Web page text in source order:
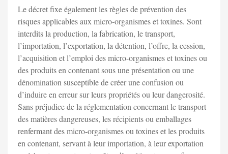
Le décret fixe également les règles de prévention des
risques applicables aux micro-organismes et toxines. Sont
interdits la production, la fabrication, le transport,
l’importation, l’exportation, la détention, l’offre, la cession,
l’acquisition et l’emploi des micro-organismes et toxines ou
des produits en contenant sous une présentation ou une
dénomination susceptible de créer une confusion ou
d’induire en erreur sur leurs propriétés ou leur dangerosité.
Sans préjudice de la réglementation concernant le transport
des matières dangereuses, les récipients ou emballages
renfermant des micro-organismes ou toxines et les produits
en contenant, servant à leur importation, à leur exportation